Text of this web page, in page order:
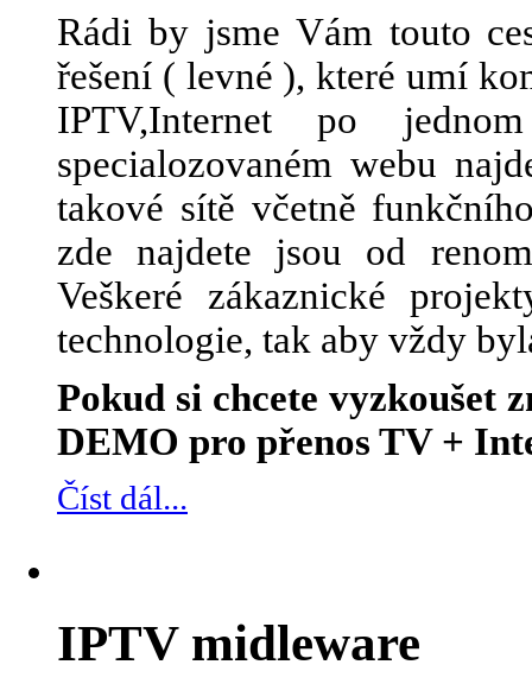
Rádi by jsme Vám touto
řešení ( levné ), které umí
IPTV,Internet po
specialozovaném webu
takové sítě včetně
zde najdete jsou od
Veškeré zákaznické
technologie, tak aby vždy
Pokud si chcete vyzkoušet
DEMO pro přenos TV +
Číst dál...
IPTV midleware